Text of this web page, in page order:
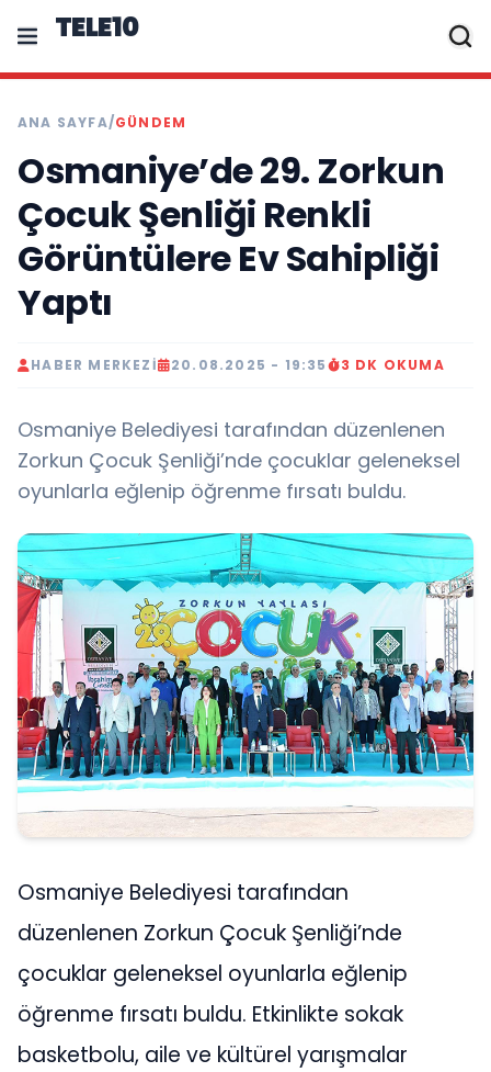
TELE10
ANA SAYFA/GÜNDEM
Osmaniye’de 29. Zorkun
Çocuk Şenliği Renkli
Görüntülere Ev Sahipliği
Yaptı
HABER MERKEZI 20.08.2025 - 19:35 3 DK OKUMA
Osmaniye Belediyesi tarafından düzenlenen
Zorkun Çocuk Şenliği’nde çocuklar geleneksel
oyunlarla eğlenip öğrenme fırsatı buldu.
Osmaniye Belediyesi tarafından
düzenlenen Zorkun Çocuk Şenliği’nde
çocuklar geleneksel oyunlarla eğlenip
öğrenme fırsatı buldu. Etkinlikte sokak
basketbolu, aile ve kültürel yarışmalar